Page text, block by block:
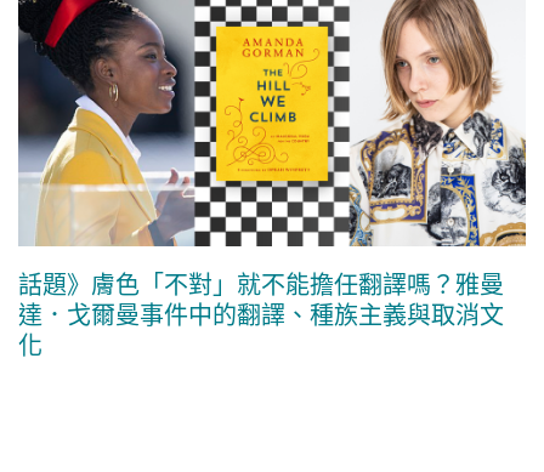
話題》膚色「不對」就不能擔任翻譯嗎？雅曼
達．戈爾曼事件中的翻譯、種族主義與取消文
化